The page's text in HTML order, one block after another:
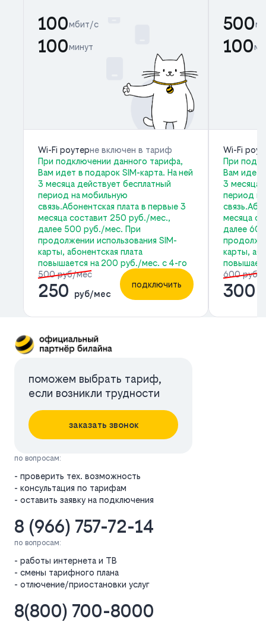
100мбит/с
100минут
Wi-Fi роутерне включен в тариф
При подключении данного тарифа,
Вам идет в подарок SIM-карта. На ней
3 месяца действует бесплатный
период на мобильную
связь.Абонентская плата в первые 3
месяца составит 250 руб./мес.,
далее 500 руб./мес. При
продолжении использования SIM-
карты, абонентская плата
повышается на 200 руб./мес. с 4-го
500 руб/мес
250 руб/мес
подключить
500
100
Wi-Fi
При
Вам идет
3 месяца
период
месяца
далее
карты,
600 руб/
300
поможем выбрать тариф,
если возникли трудности
заказать звонок
по вопросам:
- проверить тех. возможность
- консультация по тарифам
- оставить заявку на подключения
8 (966) 757-72-14
по вопросам:
- работы интернета и ТВ
- смены тарифного плана
- отлючение/приостановки услуг
8(800) 700-8000